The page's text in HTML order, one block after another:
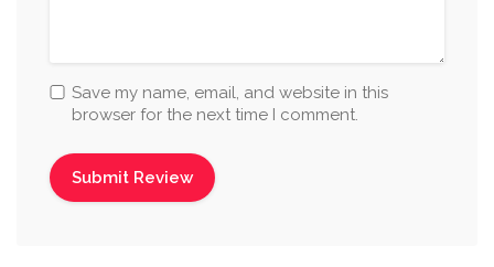
Save my name, email, and website in this
browser for the next time I comment.